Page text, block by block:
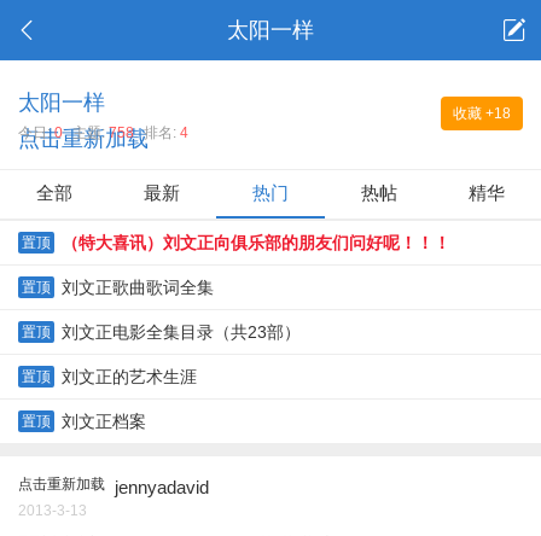
太阳一样
收藏 +18
太阳一样
点击重新加载
今日:0 主题:758 排名: 4
全部 最新 热门 热帖 精华
置顶 （特大喜讯）刘文正向俱乐部的朋友们问好呢！！！
置顶 刘文正歌曲歌词全集
置顶 刘文正电影全集目录（共23部）
置顶 刘文正的艺术生涯
置顶 刘文正档案
点击重新加载 jennyadavid
2013-3-13